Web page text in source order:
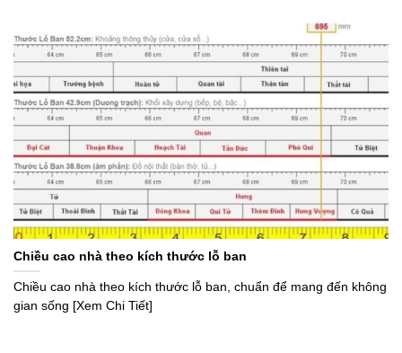
Chiều cao nhà theo kích thước lỗ ban
Chiều cao nhà theo kích thước lỗ ban, chuẩn để mang đến không
gian sống [Xem Chi Tiết]